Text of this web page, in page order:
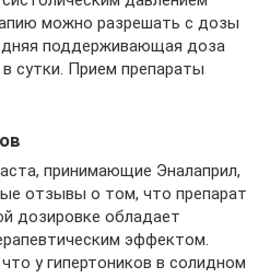
можно разрешать с дозы
поддерживающая доза
сутки. Прием препараты
принимающие Эналаприл,
отзывы о том, что препарат
дозировке обладает
эффектом.
у гипертоников в солидном